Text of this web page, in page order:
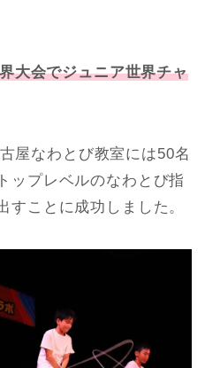
大会でジュニア世界チャ
屋なわとび教室には50名
ップレベルのなわとび指
すことに成功しました。